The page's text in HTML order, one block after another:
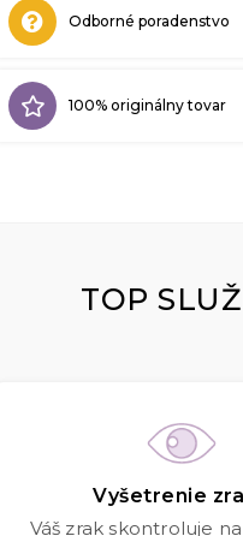
Odborné poradenstvo
100% originálny tovar
TOP
Vyšetrenie
Váš zrak skontroluje